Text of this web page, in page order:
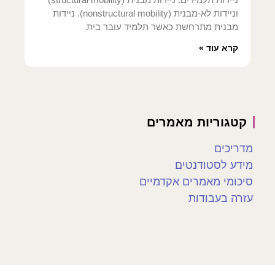
וניידות לא-מבנית (nonstructural mobility). ניידות
מבנית מתרחשת כאשר תלמיד עובר בית
קרא עוד »
קטגוריות מאמרים
מדריכים
מידע לסטודנטים
סיכומי מאמרים אקדמיים
עזרה בעבודות